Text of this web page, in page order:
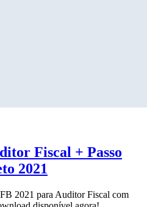
Fiscal + Passo
2021
2021 para Auditor Fiscal com